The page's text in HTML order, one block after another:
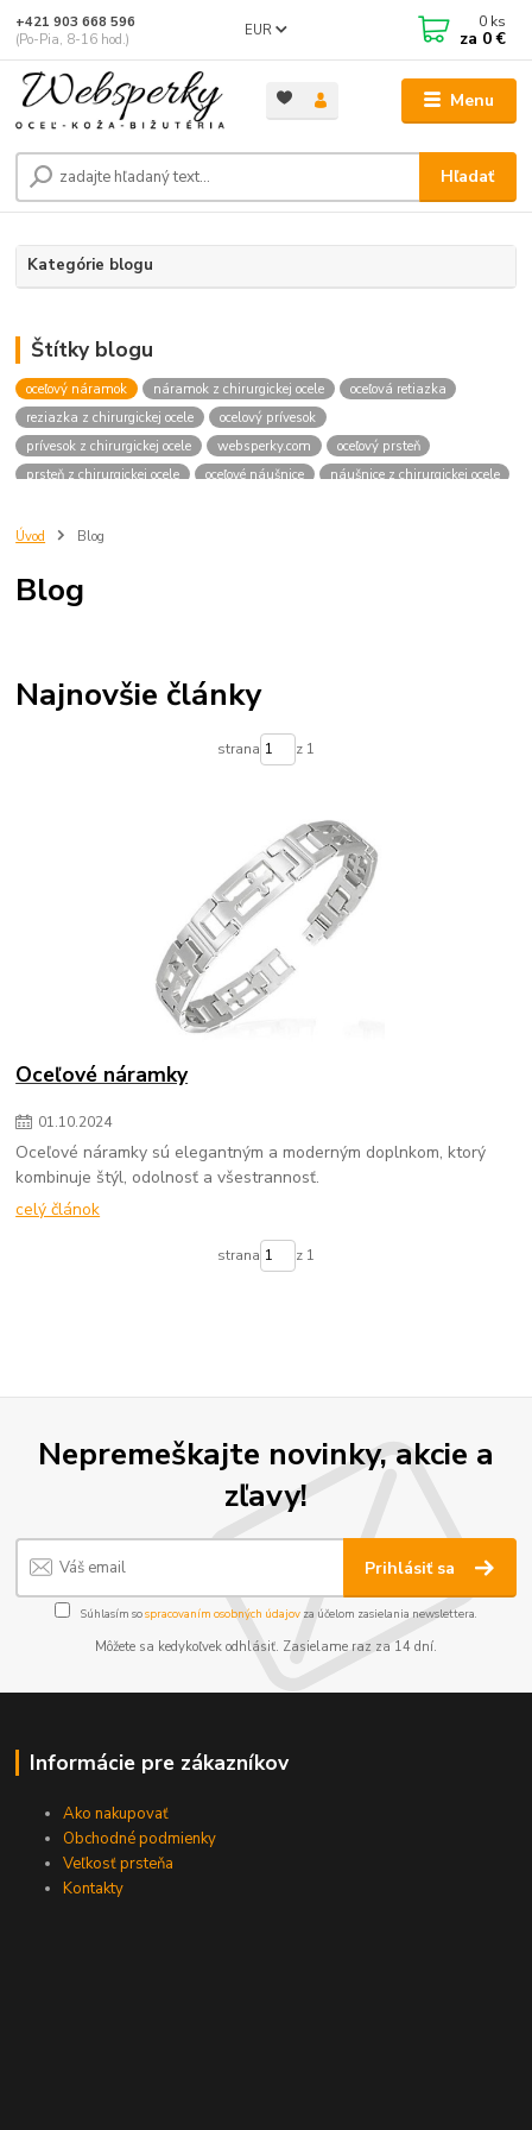
Menu
EUR
Hľadať
+421 903 668 596
(Po-Pia, 8-16 hod.)
0 ks
za 0 €
Kategórie blogu
Štítky blogu
oceľový náramok náramok z chirurgickej ocele
oceľová retiazka
reziazka z chirurgickej ocele
ocelový prívesok
prívesok z chirurgickej ocele
websperky.com
oceľový prsteň
prsteň z chirurgickej ocele
oceľové náušnice náušnice z chirurgickej ocele
Úvod Blog
Blog
Najnovšie články
strana z 1
Oceľové náramky
01.10.2024
Oceľové náramky sú elegantným a moderným doplnkom, ktorý
kombinuje štýl, odolnosť a všestrannosť.
celý článok
strana z 1
Nepremeškajte novinky, akcie a
zľavy!
Prihlásiť sa
Súhlasím sospracovaním osobných údajov za účelom zasielania newslettera.
Môžete sa kedykoľvek odhlásiť. Zasielame raz za 14 dní.
Informácie pre zákazníkov
Ako nakupovať
Obchodné podmienky
Veľkosť prsteňa
Kontakty